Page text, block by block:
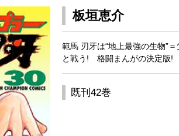
板垣恵介
範馬 刃牙は“地上最強の生物”
と戦う! 格闘まんがの決定版!
既刊42巻